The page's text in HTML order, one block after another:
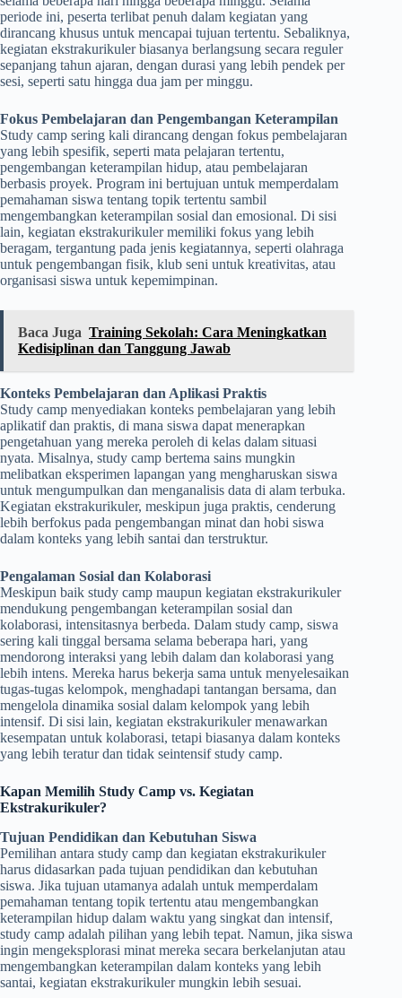
periode ini, peserta terlibat penuh dalam kegiatan yang
dirancang khusus untuk mencapai tujuan tertentu. Sebaliknya,
kegiatan ekstrakurikuler biasanya berlangsung secara reguler
sepanjang tahun ajaran, dengan durasi yang lebih pendek per
sesi, seperti satu hingga dua jam per minggu.
Fokus Pembelajaran dan Pengembangan Keterampilan
Study camp sering kali dirancang dengan fokus pembelajaran
yang lebih spesifik, seperti mata pelajaran tertentu,
pengembangan keterampilan hidup, atau pembelajaran
berbasis proyek. Program ini bertujuan untuk memperdalam
pemahaman siswa tentang topik tertentu sambil
mengembangkan keterampilan sosial dan emosional. Di sisi
lain, kegiatan ekstrakurikuler memiliki fokus yang lebih
beragam, tergantung pada jenis kegiatannya, seperti olahraga
untuk pengembangan fisik, klub seni untuk kreativitas, atau
organisasi siswa untuk kepemimpinan.
Baca Juga Training Sekolah: Cara Meningkatkan
Kedisiplinan dan Tanggung Jawab
Konteks Pembelajaran dan Aplikasi Praktis
Study camp menyediakan konteks pembelajaran yang lebih
aplikatif dan praktis, di mana siswa dapat menerapkan
pengetahuan yang mereka peroleh di kelas dalam situasi
nyata. Misalnya, study camp bertema sains mungkin
melibatkan eksperimen lapangan yang mengharuskan siswa
untuk mengumpulkan dan menganalisis data di alam terbuka.
Kegiatan ekstrakurikuler, meskipun juga praktis, cenderung
lebih berfokus pada pengembangan minat dan hobi siswa
dalam konteks yang lebih santai dan terstruktur.
Pengalaman Sosial dan Kolaborasi
Meskipun baik study camp maupun kegiatan ekstrakurikuler
mendukung pengembangan keterampilan sosial dan
kolaborasi, intensitasnya berbeda. Dalam study camp, siswa
sering kali tinggal bersama selama beberapa hari, yang
mendorong interaksi yang lebih dalam dan kolaborasi yang
lebih intens. Mereka harus bekerja sama untuk menyelesaikan
tugas-tugas kelompok, menghadapi tantangan bersama, dan
mengelola dinamika sosial dalam kelompok yang lebih
intensif. Di sisi lain, kegiatan ekstrakurikuler menawarkan
kesempatan untuk kolaborasi, tetapi biasanya dalam konteks
yang lebih teratur dan tidak seintensif study camp.
Kapan Memilih Study Camp vs. Kegiatan
Ekstrakurikuler?
Tujuan Pendidikan dan Kebutuhan Siswa
Pemilihan antara study camp dan kegiatan ekstrakurikuler
harus didasarkan pada tujuan pendidikan dan kebutuhan
siswa. Jika tujuan utamanya adalah untuk memperdalam
pemahaman tentang topik tertentu atau mengembangkan
keterampilan hidup dalam waktu yang singkat dan intensif,
study camp adalah pilihan yang lebih tepat. Namun, jika siswa
ingin mengeksplorasi minat mereka secara berkelanjutan atau
mengembangkan keterampilan dalam konteks yang lebih
santai, kegiatan ekstrakurikuler mungkin lebih sesuai.